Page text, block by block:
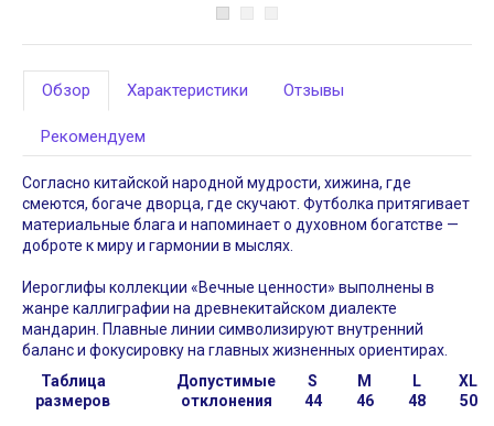
серый
1 763 ₽
ФУТБОЛКИ FRIENDS
Дата:05.12.2018
Новый год — то волшебное
время, когда особенно хочется
чувствовать и дарить заботу и...
НАТУРАЛЬНОЕ
Дата:04.12.2018
Пилить можно не
бюджет) Обратите
Обзор Характеристики Отзывы
Рекомендуем
Согласно китайской народной мудрости, хижина, где
смеются, богаче дворца, где скучают. Футболка притягивает
материальные блага и напоминает о духовном богатстве —
доброте к миру и гармонии в мыслях.
Иероглифы коллекции «Вечные ценности» выполнены в
жанре каллиграфии на древнекитайском диалекте
мандарин. Плавные линии символизируют внутренний
баланс и фокусировку на главных жизненных ориентирах.
Таблица
размеров
Допустимые
отклонения
S
44
M
46
L
48
XL
50